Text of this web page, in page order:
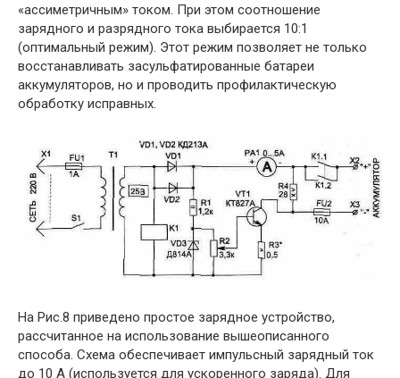
«ассиметричным» током. При этом соотношение
зарядного и разрядного тока выбирается 10:1
(оптимальный режим). Этот режим позволяет не только
восстанавливать засульфатированные батареи
аккумуляторов, но и проводить профилактическую
обработку исправных.
На Рис.8 приведено простое зарядное устройство,
рассчитанное на использование вышеописанного
способа. Схема обеспечивает импульсный зарядный ток
до 10 А (используется для ускоренного заряда). Для